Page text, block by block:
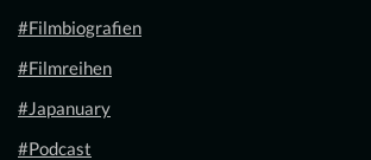
#Filmbiografien
#Filmreihen
#Japanuary
#Podcast